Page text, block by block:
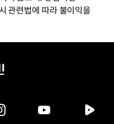
관련법에 따라 불이익을